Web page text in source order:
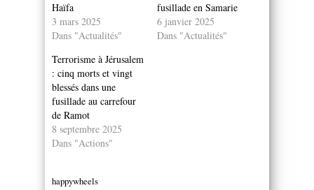
Haïfa
3 mars 2025
Dans "Actualités"
fusillade en Samarie
6 janvier 2025
Dans "Actualités"
Terrorisme à Jérusalem
: cinq morts et vingt
blessés dans une
fusillade au carrefour
de Ramot
8 septembre 2025
Dans "Actions"
happywheels